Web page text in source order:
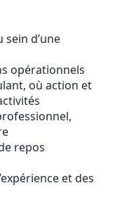
d’une
opérationnels
où action et
repos
et des